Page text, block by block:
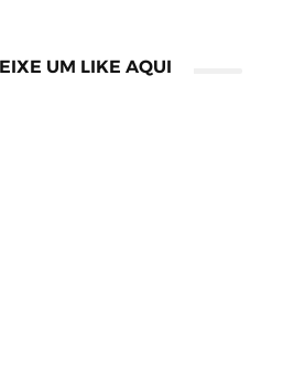
UM LIKE AQUI